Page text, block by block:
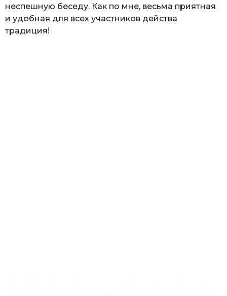
неспешную беседу. Как по мне, весьма приятная
и удобная для всех участников действа
традиция!